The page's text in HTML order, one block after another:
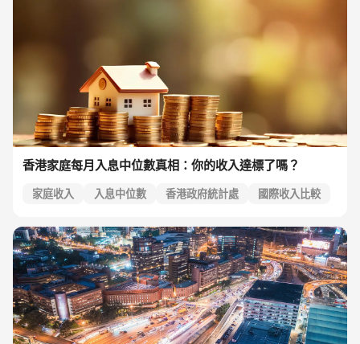
香港家庭每月入息中位數真相：你的收入達標了嗎？
家庭收入 入息中位數 香港政府統計處
國際收入比較